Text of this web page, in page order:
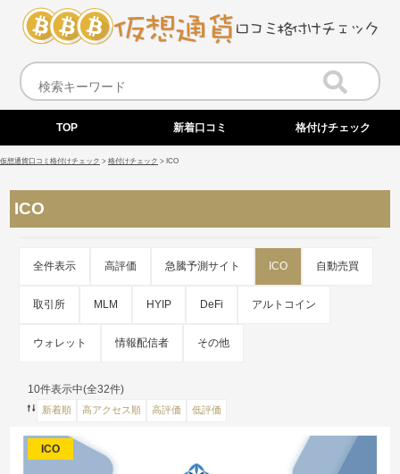
TOP 新着口コミ 格付けチェック
仮想通貨口コミ格付けチェック > 格付けチェック > ICO
ICO
全件表示 高評価 急騰予測サイト ICO 自動売買
取引所 MLM HYIP DeFi アルトコイン
ウォレット 情報配信者 その他
10件表示中(全32件)
ICO